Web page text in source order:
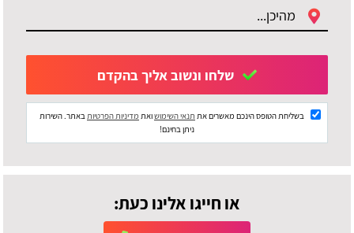
בשליחת הטופס הינכם מאשרים את תנאי השימושואת מדיניות הפרטיותבאתר. השירות
ניתן בחינם!
או חייגו אלינו כעת: